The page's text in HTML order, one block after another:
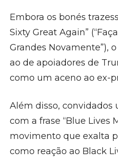
Embora os bonés
Sixty Great Again”
Grandes Novamente”),
ao de apoiadores de
como um aceno ao ex-
Além disso, convidados
com a frase “Blue Lives
movimento que exalta
como reação ao Black